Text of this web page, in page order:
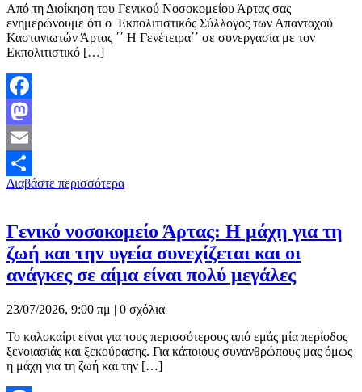
Από τη Διοίκηση του Γενικού Νοσοκομείου Άρτας σας
ενημερώνουμε ότι ο Εκπολιτιστικός Σύλλογος των Απανταχού
Καστανιωτών Άρτας ΄΄ Η Γενέτειρα΄΄ σε συνεργασία με τον
Εκπολιτιστικό […]
Facebook
Mastodon
Email
Μοιραστείτε
Διαβάστε περισσότερα
Γενικό νοσοκομείο Άρτας: Η μάχη για τη
ζωή και την υγεία συνεχίζεται και οι
ανάγκες σε αίμα είναι πολύ μεγάλες
23/07/2026, 9:00 πμ | 0 σχόλια
Το καλοκαίρι είναι για τους περισσότερους από εμάς μία περίοδος
ξενοιασιάς και ξεκούρασης. Για κάποιους συνανθρώπους μας όμως
η μάχη για τη ζωή και την […]